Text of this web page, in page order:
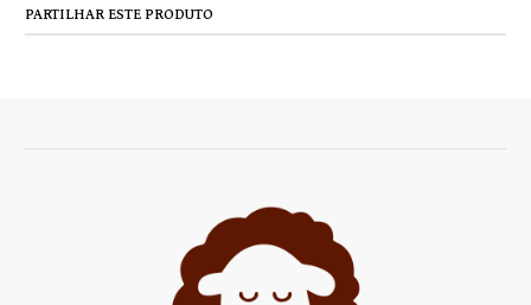
PARTILHAR ESTE PRODUTO